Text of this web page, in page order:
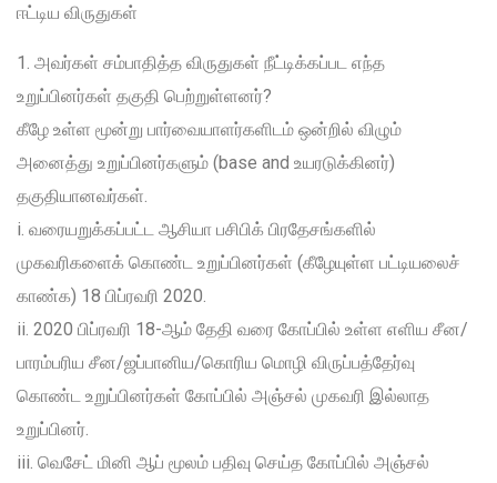
ஈட்டிய விருதுகள்
1. அவர்கள் சம்பாதித்த விருதுகள் நீட்டிக்கப்பட எந்த
உறுப்பினர்கள் தகுதி பெற்றுள்ளனர்?
கீழே உள்ள மூன்று பார்வையாளர்களிடம் ஒன்றில் விழும்
அனைத்து உறுப்பினர்களும் (base and உயரடுக்கினர்)
தகுதியானவர்கள்.
i. வரையறுக்கப்பட்ட ஆசியா பசிபிக் பிரதேசங்களில்
முகவரிகளைக் கொண்ட உறுப்பினர்கள் (கீழேயுள்ள பட்டியலைச்
காண்க) 18 பிப்ரவரி 2020.
ii. 2020 பிப்ரவரி 18-ஆம் தேதி வரை கோப்பில் உள்ள எளிய சீன/
பாரம்பரிய சீன/ஜப்பானிய/கொரிய மொழி விருப்பத்தேர்வு
கொண்ட உறுப்பினர்கள் கோப்பில் அஞ்சல் முகவரி இல்லாத
உறுப்பினர்.
iii. வெசேட் மினி ஆப் மூலம் பதிவு செய்த கோப்பில் அஞ்சல்